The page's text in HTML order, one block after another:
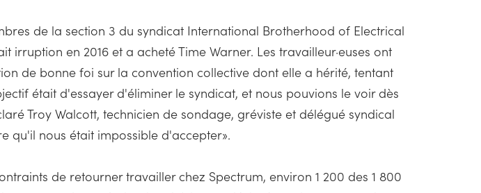
de la section 3 du syndicat International Brotherhood of Electrical
en 2016 et a acheté Time Warner. Les travailleur·euses ont
de bonne foi sur la convention collective dont elle a hérité, tentant
était d'essayer d'éliminer le syndicat, et nous pouvions le voir dès
Troy Walcott, technicien de sondage, gréviste et délégué syndical
qu'il nous était impossible d'accepter».
de retourner travailler chez Spectrum, environ 1 200 des 1 800